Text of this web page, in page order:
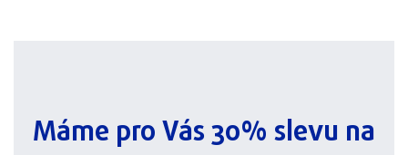
Máme pro Vás 30% slevu na